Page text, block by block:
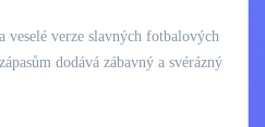
veselé verze slavných fotbalových
dodává zábavný a svérázný